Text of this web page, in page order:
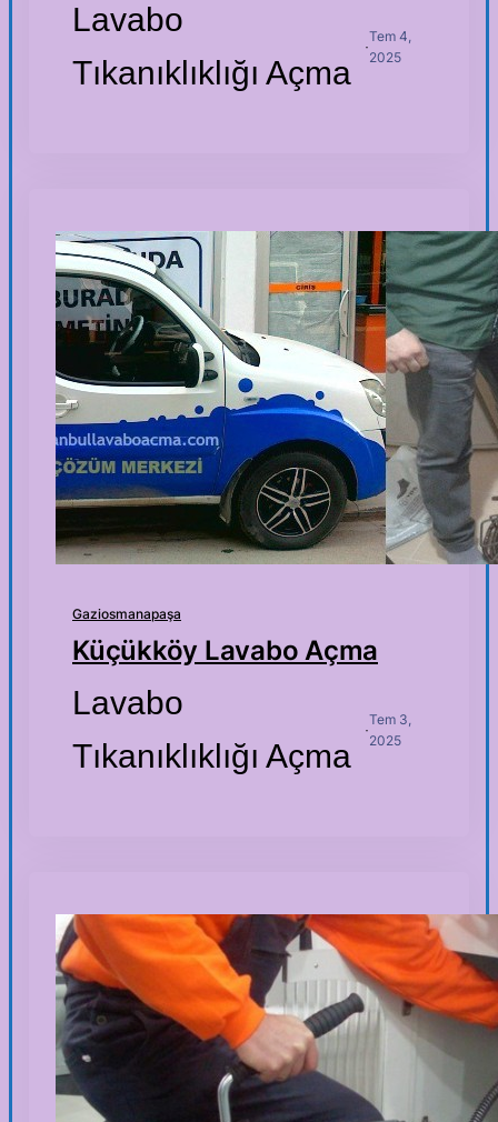
Lavabo
Tıkanıklıklığı Açma
·
Tem 4,
2025
Gaziosmanapaşa
Küçükköy Lavabo Açma
Lavabo
Tıkanıklıklığı Açma
·
Tem 3,
2025